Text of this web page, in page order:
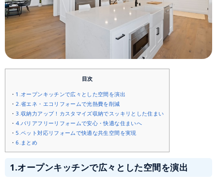
目次
1.オープンキッチンで広々とした空間を演出
2.省エネ・エコリフォームで光熱費を削減
3.収納力アップ！カスタマイズ収納でスッキリとした住まい
4.バリアフリーリフォームで安心・快適な住まいへ
5.ペット対応リフォームで快適な共生空間を実現
6.まとめ
1.オープンキッチンで広々とした空間を演出